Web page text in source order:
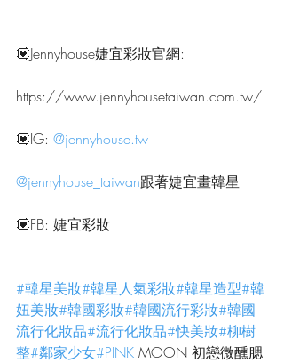
💟Jennyhouse婕宜彩妝官網:
https://www.jennyhousetaiwan.com.tw/
💟IG: @jennyhouse.tw
@jennyhouse_taiwan跟著婕宜畫韓星
💟FB: 婕宜彩妝
#韓星美妝#韓星人氣彩妝#韓星造型#韓
妞美妝#韓國彩妝#韓國流行彩妝#韓國
流行化妝品#流行化妝品#快美妝#柳樹
整#鄰家少女#PINK MOON 初戀微醺腮